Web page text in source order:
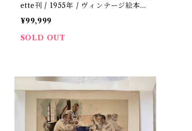
ette刊 / 1955年 / ヴィンテージ絵本／
フランス語【P-33】
¥99,999
SOLD OUT